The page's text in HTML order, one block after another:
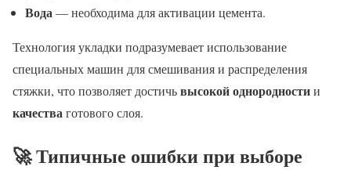
Вода— необходима для активации цемента.
Технология укладки подразумевает использование
специальных машин для смешивания и распределения
стяжки, что позволяет достичьвысокой однородностии
качестваготового слоя.
🚀 Типичные ошибки при выборе